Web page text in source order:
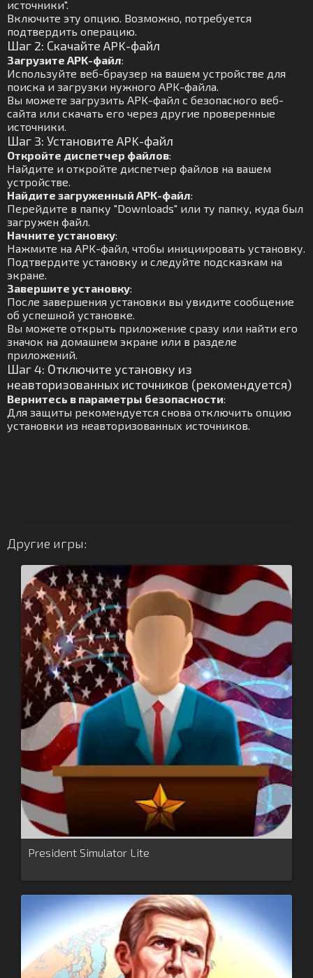
источники".
Включите эту опцию. Возможно, потребуется
подтвердить операцию.
Шаг 2: Скачайте APK-файл
Загрузите APK-файл:
Используйте веб-браузер на вашем устройстве для
поиска и загрузки нужного APK-файла.
Вы можете загрузить APK-файл с безопасного веб-
сайта или скачать его через другие проверенные
источники.
Шаг 3: Установите APK-файл
Откройте диспетчер файлов:
Найдите и откройте диспетчер файлов на вашем
устройстве.
Найдите загруженный APK-файл:
Перейдите в папку "Downloads" или ту папку, куда был
загружен файл.
Начните установку:
Нажмите на APK-файл, чтобы инициировать установку.
Подтвердите установку и следуйте подсказкам на
экране.
Завершите установку:
После завершения установки вы увидите сообщение
об успешной установке.
Вы можете открыть приложение сразу или найти его
значок на домашнем экране или в разделе
приложений.
Шаг 4: Отключите установку из
неавторизованных источников (рекомендуется)
Вернитесь в параметры безопасности:
Для защиты рекомендуется снова отключить опцию
установки из неавторизованных источников.
Другие игры:
President Simulator Lite